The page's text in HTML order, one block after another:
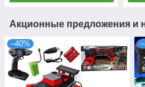
Акционные предложения и
–40%